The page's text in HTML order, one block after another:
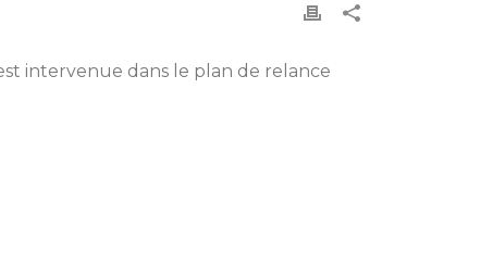
intervenue dans le plan de relance